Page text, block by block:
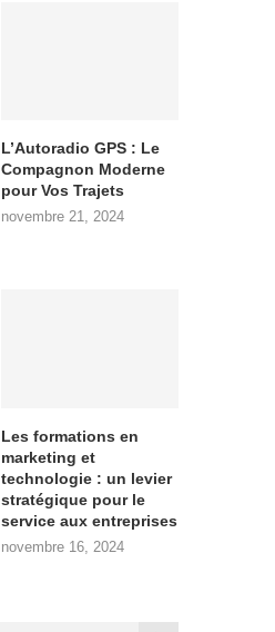
L’Autoradio GPS : Le
Compagnon Moderne
pour Vos Trajets
novembre 21, 2024
Les formations en
marketing et
technologie : un levier
stratégique pour le
service aux entreprises
novembre 16, 2024